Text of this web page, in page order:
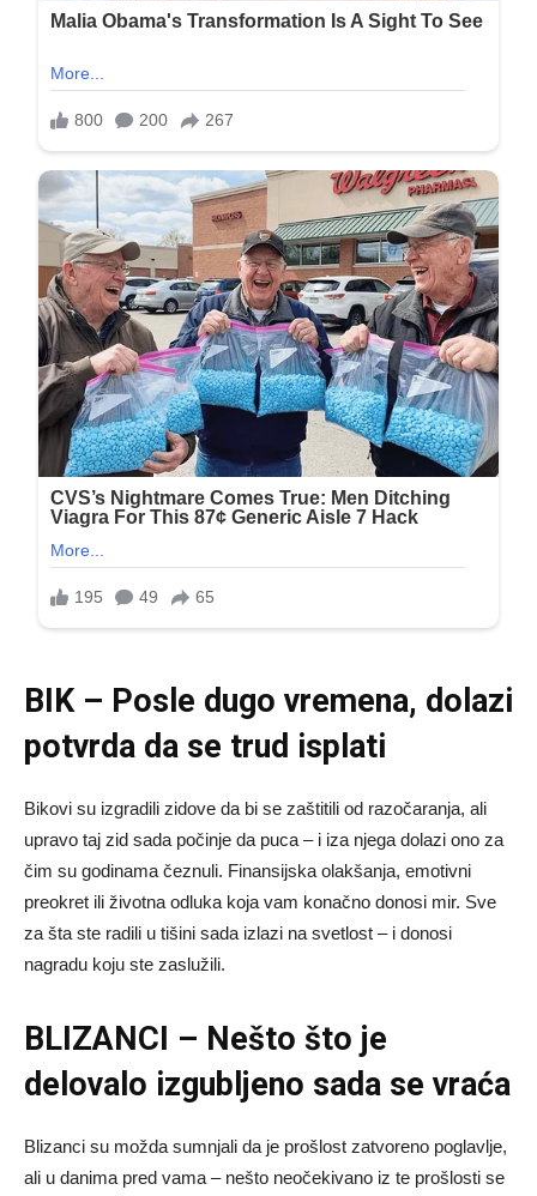
BIK – Posle dugo vremena, dolazi
potvrda da se trud isplati
Bikovi su izgradili zidove da bi se zaštitili od razočaranja, ali
upravo taj zid sada počinje da puca – i iza njega dolazi ono za
čim su godinama čeznuli. Finansijska olakšanja, emotivni
preokret ili životna odluka koja vam konačno donosi mir. Sve
za šta ste radili u tišini sada izlazi na svetlost – i donosi
nagradu koju ste zaslužili.
BLIZANCI – Nešto što je
delovalo izgubljeno sada se vraća
Blizanci su možda sumnjali da je prošlost zatvoreno poglavlje,
ali u danima pred vama – nešto neočekivano iz te prošlosti se